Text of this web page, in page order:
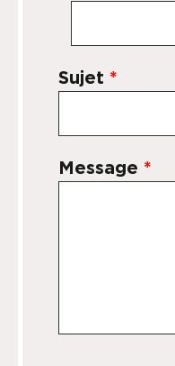
Sujet *
Message *